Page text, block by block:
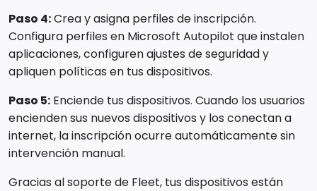
Paso 4:Crea y asigna perfiles de inscripción.
Configura perfiles en Microsoft Autopilot que instalen
aplicaciones, configuren ajustes de seguridad y
apliquen políticas en tus dispositivos.
Paso 5: Enciende tus dispositivos. Cuando los usuarios
encienden sus nuevos dispositivos y los conectan a
internet, la inscripción ocurre automáticamente sin
intervención manual.
Gracias al soporte de Fleet, tus dispositivos están